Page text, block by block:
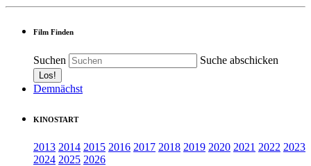
Film Finden
Suchen Suche abschicken
Demnächst
KINOSTART
2013 2014 2015 2016 2017 2018 2019 2020 2021 2022 2023
2024 2025 2026